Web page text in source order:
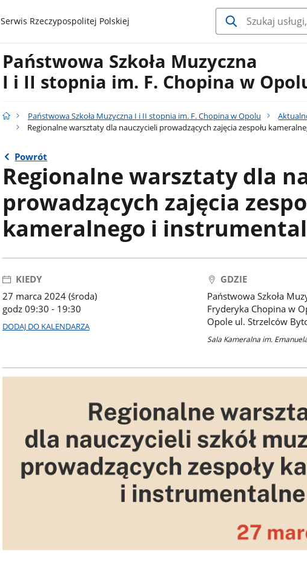
gov.pl
Serwis Rzeczypospolitej Polskiej
Państwowa Szkoła Muzyczna
I i II stopnia im. F. Chopina w
Państwowa Szkoła Muzyczna I i II stopnia im. F. Chopina w Opolu
Regionalne warsztaty dla nauczycieli prowadzących zajęcia zespołu
Powrót
Regionalne warsztaty dla
prowadzących zajęcia
kameralnego i
KIEDY
27 marca 2024 (środa)
godz 09:30 - 19:30
DODAJ DO KALENDARZA
GDZIE
Państwowa Szkoła
Fryderyka Chopina w
Opole ul. Strzelców
Sala Kameralna im.